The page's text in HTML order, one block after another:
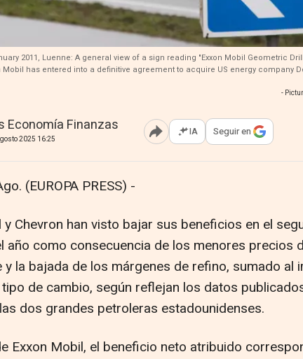
2011, Luenne: A general view of a sign reading "Exxon Mobil Geometric
Mobil has entered into a definitive agreement to acquire US energy company
-
Economía Finanzas
2025 16:25 Abrir opciones para
IA Seguir en
(EUROPA PRESS) -
y Chevron han visto bajar sus beneficios en el
año como consecuencia de los menores precios
la bajada de los márgenes de refino, sumado al
de cambio, según reflejan los datos
dos grandes petroleras estadounidenses.
Exxon Mobil, el beneficio neto atribuido